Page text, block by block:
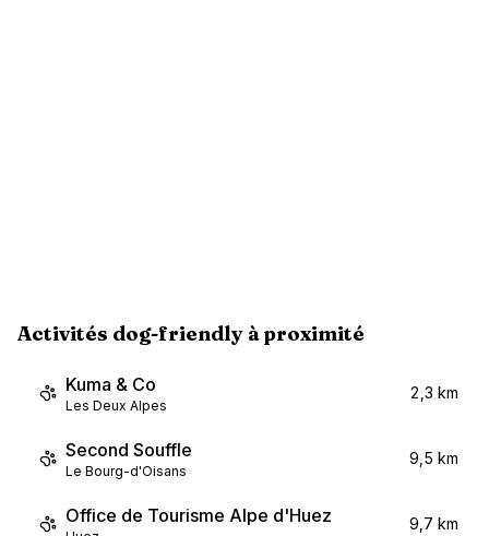
Activités dog-friendly à proximité
Kuma & Co
Les Deux Alpes
2,3 km
Second Souffle
Le Bourg-d'Oisans
9,5 km
Office de Tourisme Alpe d'Huez 9,7 km